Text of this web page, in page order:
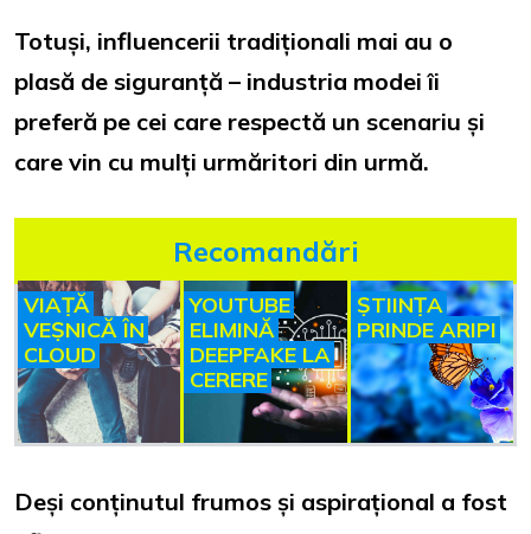
Totuși, influencerii tradiționali mai au o
plasă de siguranță – industria modei îi
preferă pe cei care respectă un scenariu și
care vin cu mulți urmăritori din urmă.
Recomandări
VIAȚĂ
VEȘNICĂ ÎN
CLOUD
YOUTUBE
ELIMINĂ
DEEPFAKE LA
CERERE
ȘTIINȚA
PRINDE ARIPI
Deși conținutul frumos și aspirațional a fost